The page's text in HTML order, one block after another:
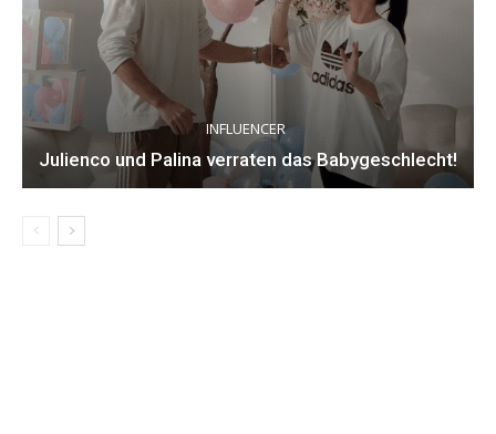
INFLUENCER
Julienco und Palina verraten das Babygeschlecht!